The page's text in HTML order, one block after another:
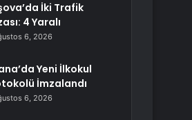
İki Trafik
4 Yaralı
6, 2026
Yeni İlkokul
İmzalandı
6, 2026